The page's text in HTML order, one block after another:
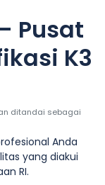
Pusat
K3
ditandai sebagai
Anda
yang diakui
RI.